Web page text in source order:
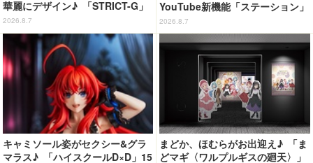
華麗にデザイン♪ 「STRICT-G」
Tシャツなどミニコレクション登
場
2026.8.7
YouTube新機能「ステーション」
ページを公開
2026.8.7
キャミソール姿がセクシー&グラ
マラス♪ 「ハイスクールD×D」15
まどか、ほむらがお出迎え♪ 「ま
どマギ〈ワルプルギスの廻天〉」